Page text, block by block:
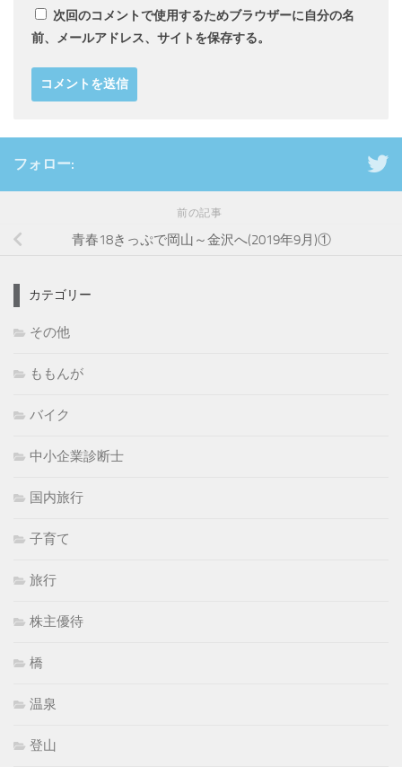
次回のコメントで使用するためブラウザーに自分の名
前、メールアドレス、サイトを保存する。
フォロー:
前の記事
青春18きっぷで岡山～金沢へ(2019年9月)①
カテゴリー
その他
ももんが
バイク
中小企業診断士
国内旅行
子育て
旅行
株主優待
橋
温泉
登山